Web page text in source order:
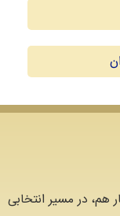
هم، در مسیر انتخابی